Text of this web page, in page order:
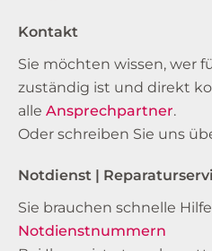
Kontakt
Sie möchten wissen, wer
zuständig ist und direkt
alle Ansprechpartner.
Oder schreiben Sie uns
Notdienst |
Sie brauchen schnelle
Notdienstnummern